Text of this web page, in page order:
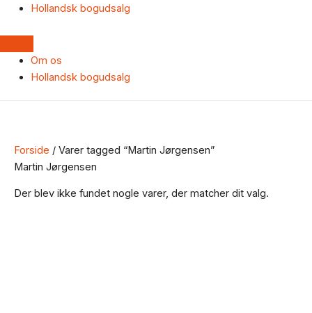
Hollandsk bogudsalg
Om os
Hollandsk bogudsalg
Forside / Varer tagged “Martin Jørgensen”
Martin Jørgensen
Der blev ikke fundet nogle varer, der matcher dit valg.